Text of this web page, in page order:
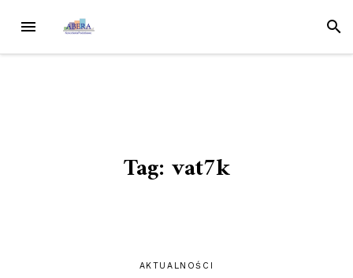
treści
MENU
Tag: vat7k
AKTUALNOŚCI